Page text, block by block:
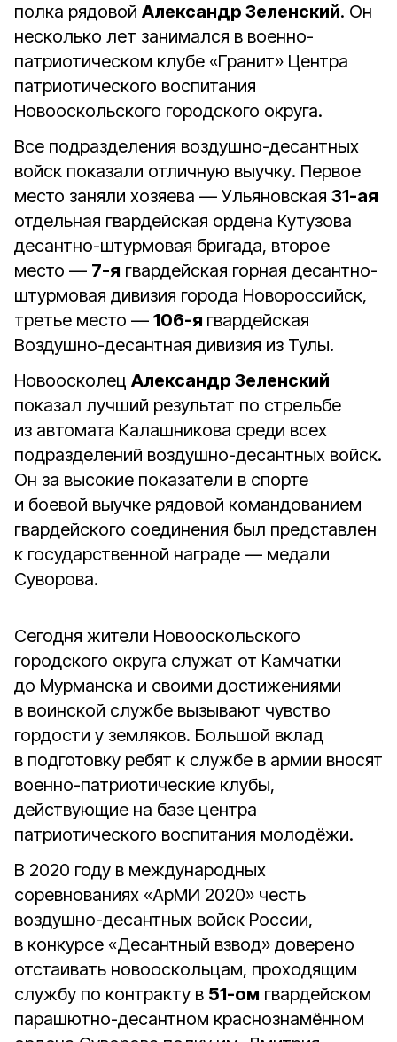
полка рядовой Александр Зеленский. Он
несколько лет занимался в военно-
патриотическом клубе «Гранит» Центра
патриотического воспитания
Новооскольского городского округа.
Все подразделения воздушно-десантных
войск показали отличную выучку. Первое
место заняли хозяева — Ульяновская 31-ая
отдельная гвардейская ордена Кутузова
десантно-штурмовая бригада, второе
место — 7-я гвардейская горная десантно-
штурмовая дивизия города Новороссийск,
третье место — 106-я гвардейская
Воздушно-десантная дивизия из Тулы.
Новоосколец Александр Зеленский
показал лучший результат по стрельбе
из автомата Калашникова среди всех
подразделений воздушно-десантных войск.
Он за высокие показатели в спорте
и боевой выучке рядовой командованием
гвардейского соединения был представлен
к государственной награде — медали
Суворова.
Сегодня жители Новооскольского
городского округа служат от Камчатки
до Мурманска и своими достижениями
в воинской службе вызывают чувство
гордости у земляков. Большой вклад
в подготовку ребят к службе в армии вносят
военно-патриотические клубы,
действующие на базе центра
патриотического воспитания молодёжи.
В 2020 году в международных
соревнованиях «АрМИ 2020» честь
воздушно-десантных войск России,
в конкурсе «Десантный взвод» доверено
отстаивать новооскольцам, проходящим
службу по контракту в 51-ом гвардейском
парашютно-десантном краснознамённом